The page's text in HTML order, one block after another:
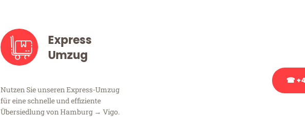
Express
Umzug
Nutzen Sie unseren Express-Umzug
für eine schnelle und effiziente
Übersiedlung von Hamburg → Vigo.
☎